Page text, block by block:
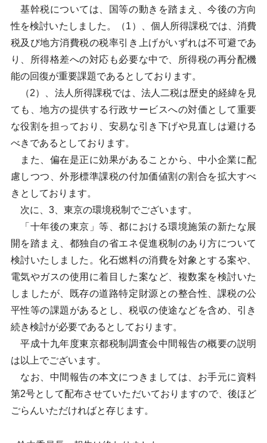
基幹税については、国等の動きを踏まえ、今後の方向
性を検討いたしました。（1）、個人所得課税では、消費
税及び地方消費税の税率引き上げがいずれは不可避であ
り、所得格差への対応も必要な中で、所得税の再分配機
能の回復が重要課題であるとしております。
（2）、法人所得課税では、法人二税は歴史的経緯を見
ても、地方の提供する行政サービスへの対価として重要
な役割を担っており、安易な引き下げや見直しは避ける
べきであるとしております。
また、偏在是正に効果があることから、中小企業に配
慮しつつ、外形標準課税の付加価値割の割合を拡大すべ
きとしております。
次に、3、東京の環境税制でございます。
「十年後の東京」等、都における環境施策の新たな展
開を踏まえ、都独自の省エネ促進税制のあり方について
検討いたしました。化石燃料の消費を対象とする案や、
電気やガスの使用に着目した案など、複数案を検討いた
しましたが、既存の道路特定財源との整合性、課税の公
平性等の課題があるとし、税収の使途などを含め、引き
続き検討が必要であるとしております。
平成十九年度東京都税制調査会中間報告の概要の説明
は以上でございます。
なお、中間報告の本文につきましては、お手元に資料
第2号として配布させていただいておりますので、後ほど
ごらんいただければと存じます。